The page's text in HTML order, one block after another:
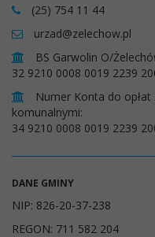
(25) 754 11 44
urzad@zelechow.pl
BS Garwolin O/
32 9210 0008 0019 2239
Numer Konta do
komunalnymi:
34 9210 0008 0019 2239
DANE GMINY
NIP: 826-20-37-238
REGON: 711 582 204